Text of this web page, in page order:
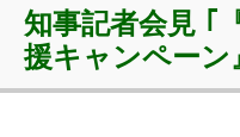
知事記者会見 ｢
援キャンペーン